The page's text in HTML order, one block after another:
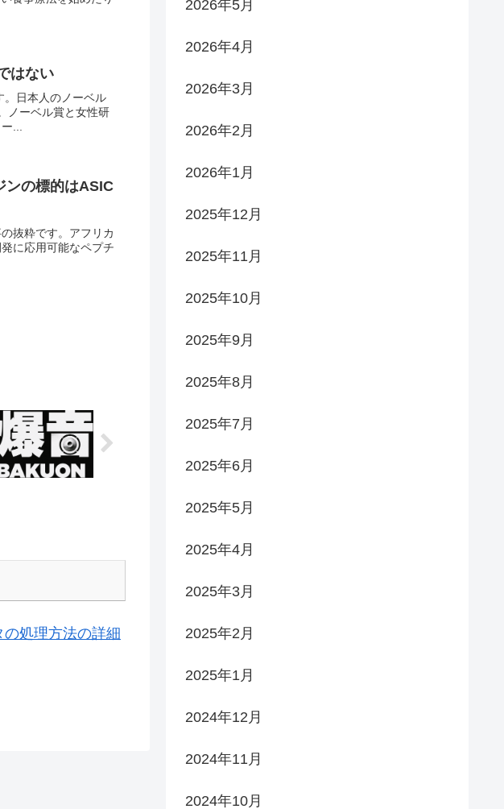
はない
。日本人のノーベル
ノーベル賞と女性研
...
ンの標的はASIC
抜粋です。アフリカ
に応用可能なペプチ
の処理方法の詳細
2026年5月
2026年4月
2026年3月
2026年2月
2026年1月
2025年12月
2025年11月
2025年10月
2025年9月
2025年8月
2025年7月
2025年6月
2025年5月
2025年4月
2025年3月
2025年2月
2025年1月
2024年12月
2024年11月
2024年10月